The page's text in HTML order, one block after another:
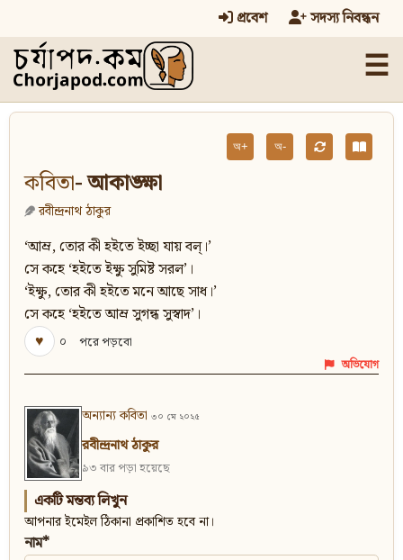
প্রবেশ সদস্য নিবন্ধন
☰
অ+ অ-
কবিতা- আকাঙ্ক্ষা
রবীন্দ্রনাথ ঠাকুর
‘আম্র, তোর কী হইতে ইচ্ছা যায় বল্‌।’
সে কহে ‘হইতে ইক্ষু সুমিষ্ট সরল’।
‘ইক্ষু, তোর কী হইতে মনে আছে সাধ।’
সে কহে ‘হইতে আম্র সুগন্ধ সুস্বাদ’।
♥
০ পরে পড়বো
অভিযোগ
অন্যান্য কবিতা ৩০ মে ২০২৫
রবীন্দ্রনাথ ঠাকুর
৯৩ বার পড়া হয়েছে
একটি মন্তব্য লিখুন
আপনার ইমেইল ঠিকানা প্রকাশিত হবে না।
নাম*